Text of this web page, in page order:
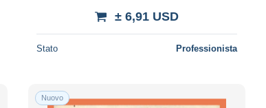
± 6,91 USD
Stato Professionista
Nuovo